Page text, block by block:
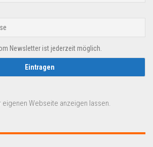
Newsletter ist jederzeit möglich.
Webseite anzeigen lassen.